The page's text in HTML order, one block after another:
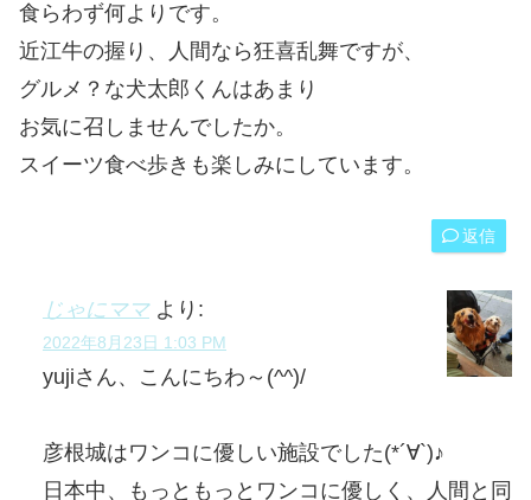
食らわず何よりです。
近江牛の握り、人間なら狂喜乱舞ですが、
グルメ？な犬太郎くんはあまり
お気に召しませんでしたか。
スイーツ食べ歩きも楽しみにしています。
返信
じゃにママ より:
2022年8月23日 1:03 PM
yujiさん、こんにちわ～(^^)/
彦根城はワンコに優しい施設でした(*´∀`)♪
日本中、もっともっとワンコに優しく、人間と同